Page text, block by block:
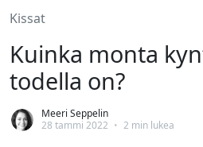
Kissat
Kuinka monta
todella on?
Meeri Seppelin
28 tammi 2022 • 2 min lukea